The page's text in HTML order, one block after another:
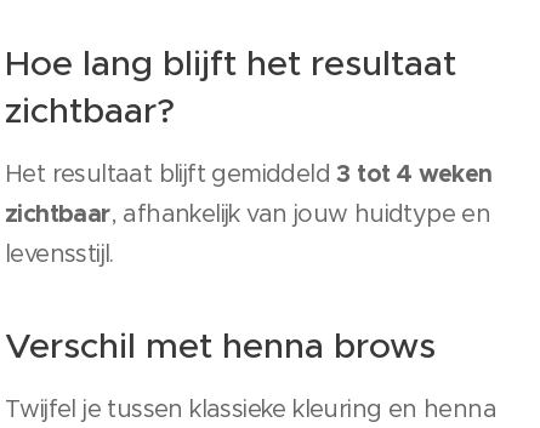
Hoe lang blijft het resultaat
zichtbaar?
Het resultaat blijft gemiddeld3 tot 4 weken
zichtbaar, afhankelijk van jouw huidtype en
levensstijl.
Verschil met henna brows
Twijfel je tussen klassieke kleuring en henna